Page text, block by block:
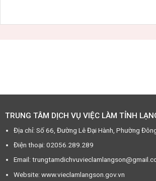
TRUNG TÂM DỊCH VỤ VIỆC LÀM TỈNH
Địa chỉ: Số 66, Đường Lê Đại Hành, Phường
Điện thoại: 02056.289.289
Email:
Website: www.vieclamlangson.gov.vn